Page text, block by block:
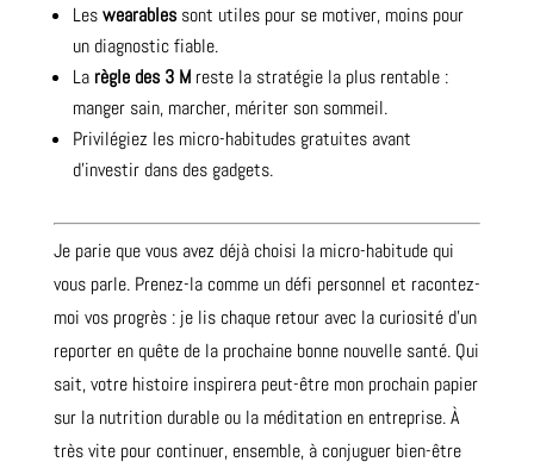
Leswearablessont utiles pour se motiver, moins pour
un diagnostic fiable.
La règle des 3 Mreste la stratégie la plus rentable :
manger sain, marcher, mériter son sommeil.
Privilégiez les micro-habitudes gratuites avant
d’investir dans des gadgets.
Je parie que vous avez déjà choisi la micro-habitude qui
vous parle. Prenez-la comme un défi personnel et racontez-
moi vos progrès : je lis chaque retour avec la curiosité d’un
reporter en quête de la prochaine bonne nouvelle santé. Qui
sait, votre histoire inspirera peut-être mon prochain papier
sur la nutrition durable ou la méditation en entreprise. À
très vite pour continuer, ensemble, à conjuguer bien-être